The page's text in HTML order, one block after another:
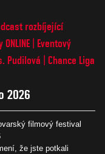
rozbíjející
Eventový
Pudilová
Chance Liga
2026
filmový festival
že jste potkali